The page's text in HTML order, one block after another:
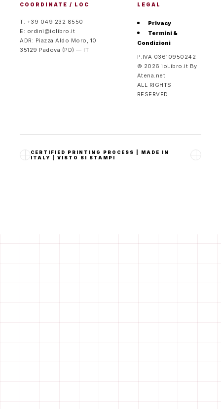
COORDINATE / LOC
T: +39 049 232 8550
E: ordini@iolibro.it
ADR: Piazza Aldo Moro, 10
35129 Padova (PD) — IT
LEGAL
Privacy
Termini &
Condizioni
P.IVA 03610950242
© 2026 ioLibro.it By
Atena.net
ALL RIGHTS
RESERVED.
CERTIFIED PRINTING PROCESS
MADE IN
ITALY
VISTO SI STAMPI